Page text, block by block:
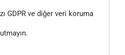
GDPR ve diğer veri koruma